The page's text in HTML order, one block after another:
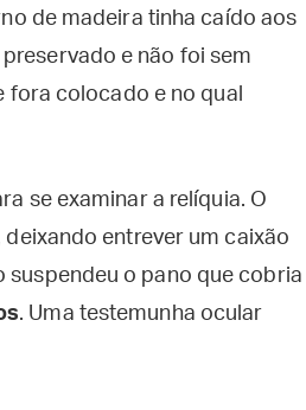
de madeira tinha caído aos
e não foi sem
colocado e no qual
se examinar a relíquia. O
entrever um caixão
suspendeu o pano que cobria
. Uma testemunha ocular